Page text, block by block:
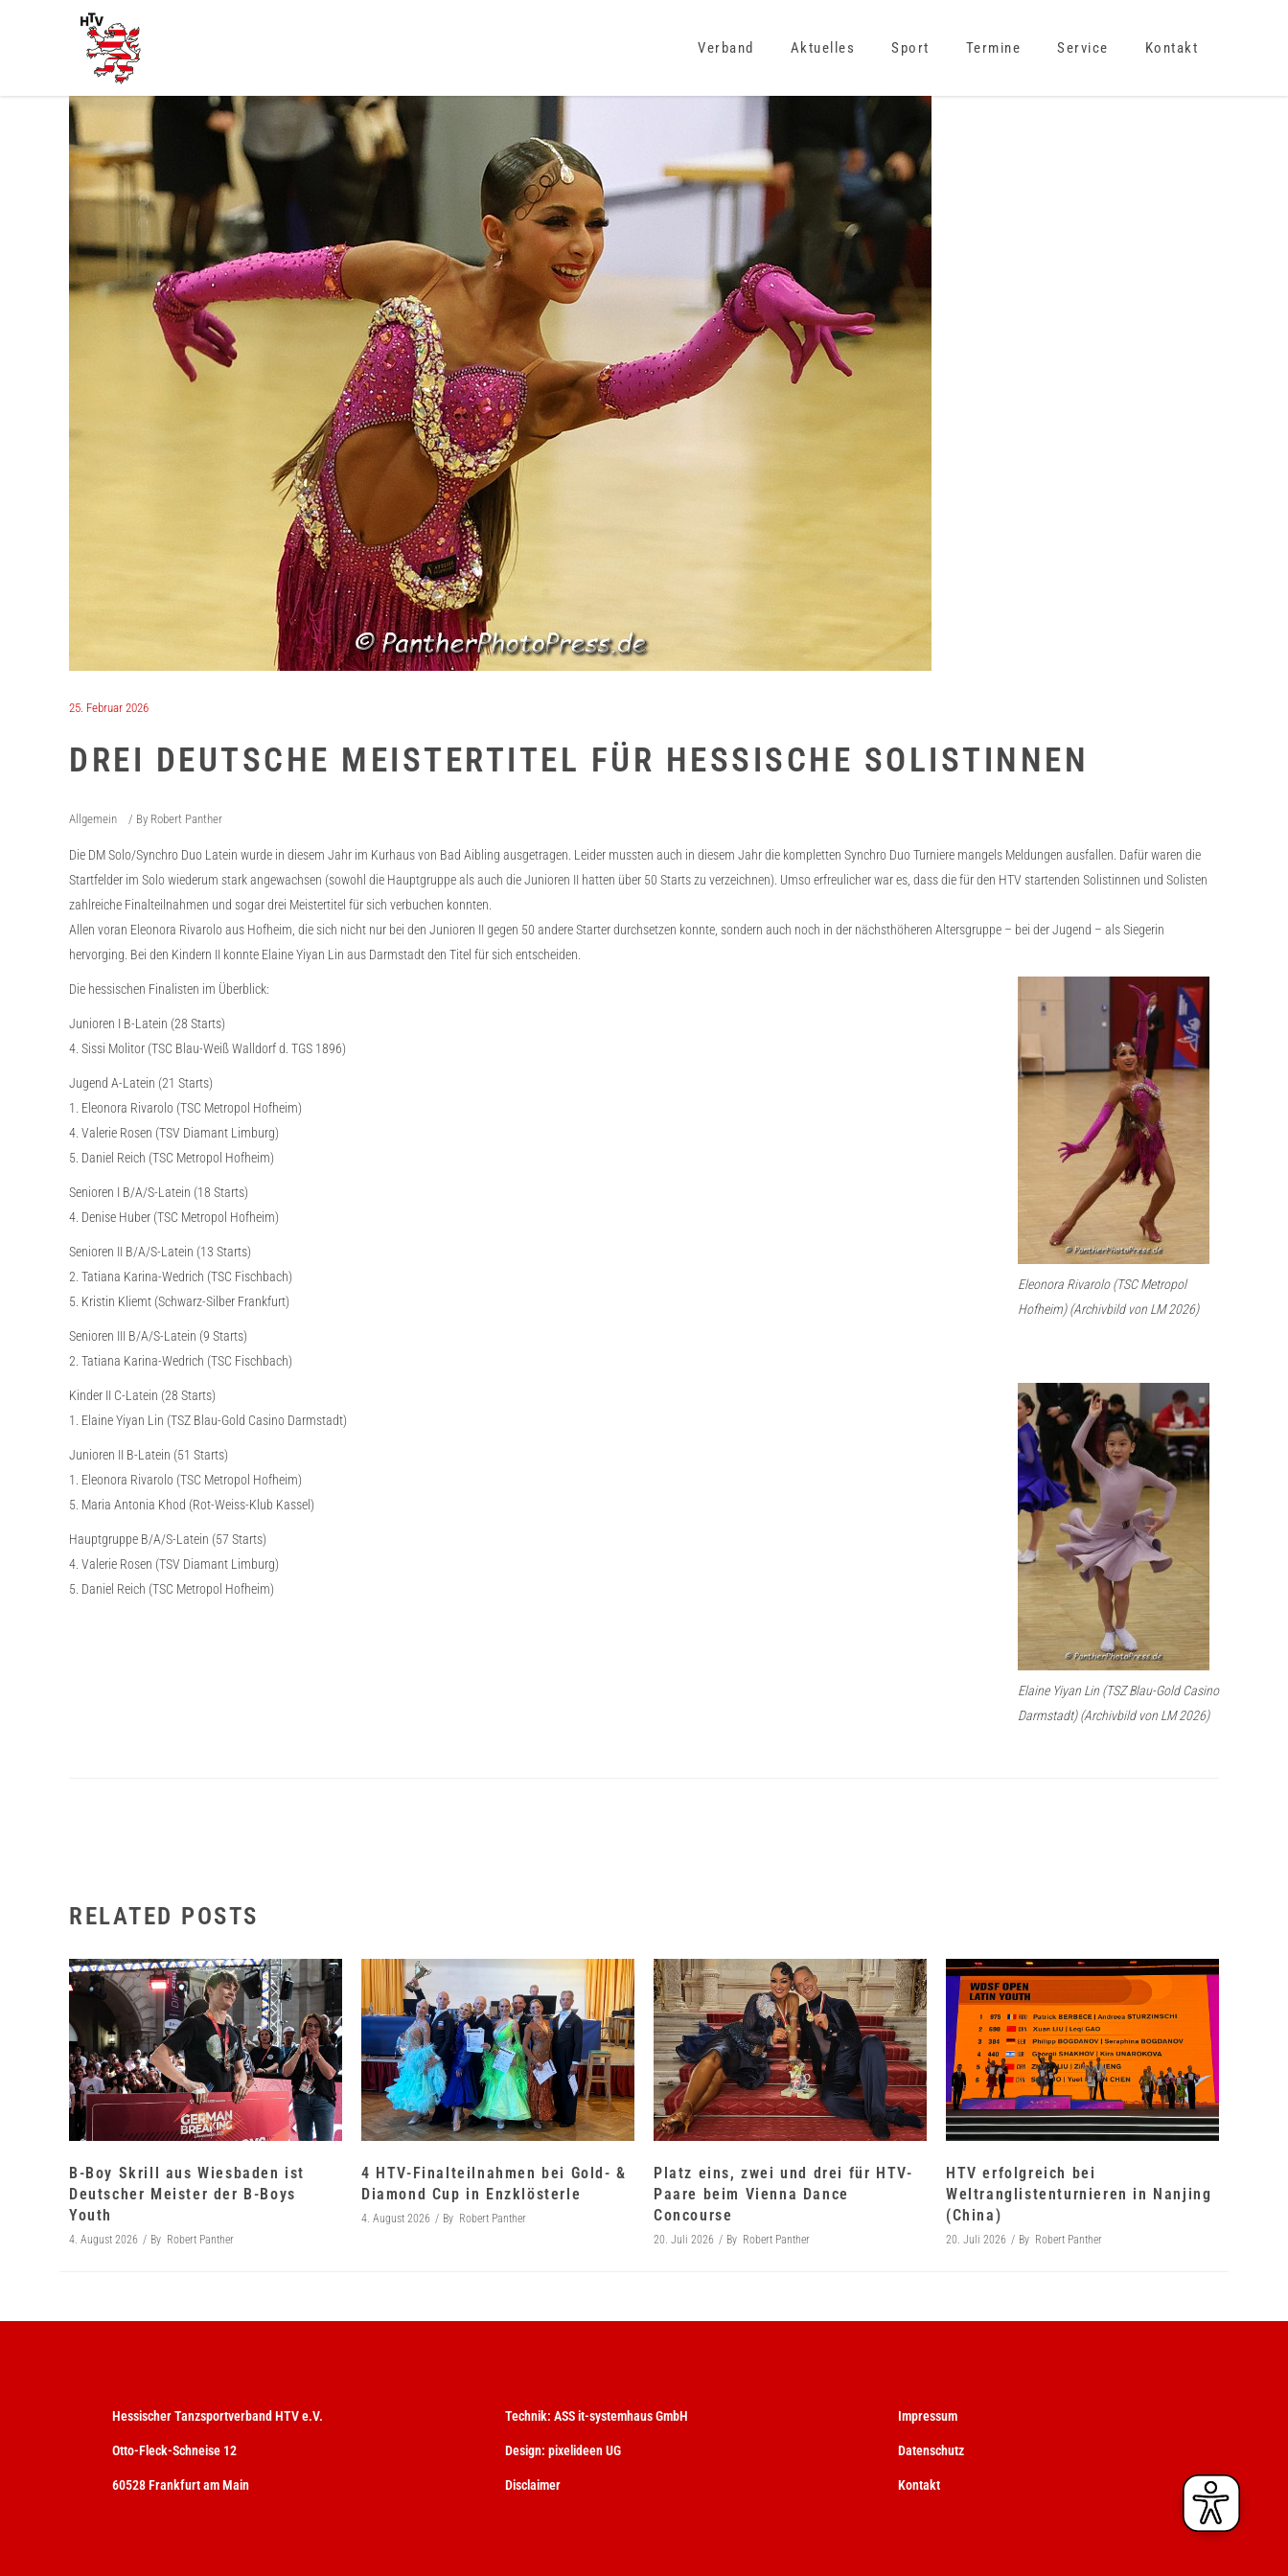
Verband Aktuelles Sport Termine Service Kontakt
25. Februar 2026
DREI DEUTSCHE MEISTERTITEL FÜR HESSISCHE SOLISTINNEN
Allgemein By Robert Panther
Die DM Solo/Synchro Duo Latein wurde in diesem Jahr im Kurhaus von Bad Aibling ausgetragen. Leider mussten auch in diesem Jahr die kompletten Synchro Duo Turniere mangels Meldungen ausfallen. Dafür waren die
Startfelder im Solo wiederum stark angewachsen (sowohl die Hauptgruppe als auch die Junioren II hatten über 50 Starts zu verzeichnen). Umso erfreulicher war es, dass die für den HTV startenden Solistinnen und Solisten
zahlreiche Finalteilnahmen und sogar drei Meistertitel für sich verbuchen konnten.
Allen voran Eleonora Rivarolo aus Hofheim, die sich nicht nur bei den Junioren II gegen 50 andere Starter durchsetzen konnte, sondern auch noch in der nächsthöheren Altersgruppe – bei der Jugend – als Siegerin
hervorging. Bei den Kindern II konnte Elaine Yiyan Lin aus Darmstadt den Titel für sich entscheiden.
Eleonora Rivarolo (TSC Metropol
Hofheim) (Archivbild von LM 2026)
Die hessischen Finalisten im Überblick:
Junioren I B-Latein (28 Starts)
4. Sissi Molitor (TSC Blau-Weiß Walldorf d. TGS 1896)
Jugend A-Latein (21 Starts)
1. Eleonora Rivarolo (TSC Metropol Hofheim)
4. Valerie Rosen (TSV Diamant Limburg)
5. Daniel Reich (TSC Metropol Hofheim)
Senioren I B/A/S-Latein (18 Starts)
4. Denise Huber (TSC Metropol Hofheim)
Senioren II B/A/S-Latein (13 Starts)
2. Tatiana Karina-Wedrich (TSC Fischbach)
5. Kristin Kliemt (Schwarz-Silber Frankfurt)
Senioren III B/A/S-Latein (9 Starts)
2. Tatiana Karina-Wedrich (TSC Fischbach)
Elaine Yiyan Lin (TSZ Blau-Gold Casino
Darmstadt) (Archivbild von LM 2026)
Kinder II C-Latein (28 Starts)
1. Elaine Yiyan Lin (TSZ Blau-Gold Casino Darmstadt)
Junioren II B-Latein (51 Starts)
1. Eleonora Rivarolo (TSC Metropol Hofheim)
5. Maria Antonia Khod (Rot-Weiss-Klub Kassel)
Hauptgruppe B/A/S-Latein (57 Starts)
4. Valerie Rosen (TSV Diamant Limburg)
5. Daniel Reich (TSC Metropol Hofheim)
RELATED POSTS
B-Boy Skrill aus Wiesbaden ist
Deutscher Meister der B-Boys
Youth
4. August 2026 By Robert Panther
4 HTV-Finalteilnahmen bei Gold- &
Diamond Cup in Enzklösterle
4. August 2026 By Robert Panther
Platz eins, zwei und drei für HTV-
Paare beim Vienna Dance
Concourse
20. Juli 2026 By Robert Panther
HTV erfolgreich bei
Weltranglistenturnieren in Nanjing
(China)
20. Juli 2026 By Robert Panther
Hessischer Tanzsportverband HTV e.V.
Otto-Fleck-Schneise 12
60528 Frankfurt am Main
Technik: ASS it-systemhaus GmbH
Design: pixelideen UG
Disclaimer
Impressum
Datenschutz
Kontakt